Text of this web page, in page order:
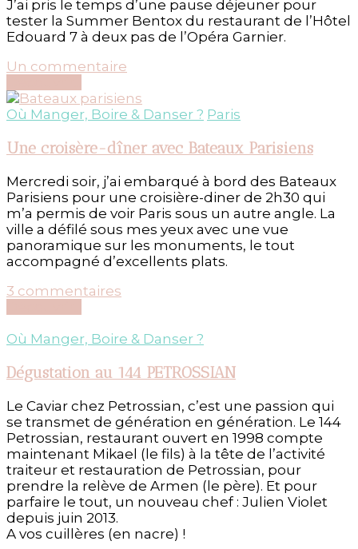
J’ai pris le temps d’une pause déjeuner pour
tester la Summer Bentox du restaurant de l’Hôtel
Edouard 7 à deux pas de l’Opéra Garnier.
Un commentaire
Bentox
à
Edouard
Où Manger, Boire & Danser ? Paris
Une croisère-dîner avec Bateaux Parisiens
Mercredi soir, j’ai embarqué à bord des Bateaux
Parisiens pour une croisière-diner de 2h30 qui
m’a permis de voir Paris sous un autre angle. La
ville a défilé sous mes yeux avec une vue
panoramique sur les monuments, le tout
accompagné d’excellents plats.
3 commentaires
dîner
Bateaux
Où Manger, Boire & Danser ?
Dégustation au 144 PETROSSIAN
Le Caviar chez Petrossian, c’est une passion qui
se transmet de génération en génération. Le 144
Petrossian, restaurant ouvert en 1998 compte
maintenant Mikael (le fils) à la tête de l’activité
traiteur et restauration de Petrossian, pour
prendre la relève de Armen (le père). Et pour
parfaire le tout, un nouveau chef : Julien Violet
depuis juin 2013.
A vos cuillères (en nacre) !